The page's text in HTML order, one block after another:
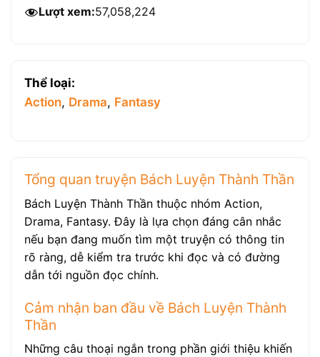
Lượt xem:57,058,224
Thể loại:
Action, Drama, Fantasy
Tổng quan truyện Bách Luyện Thành Thần
Bách Luyện Thành Thần thuộc nhóm Action,
Drama, Fantasy. Đây là lựa chọn đáng cân nhắc
nếu bạn đang muốn tìm một truyện có thông tin
rõ ràng, dễ kiểm tra trước khi đọc và có đường
dẫn tới nguồn đọc chính.
Cảm nhận ban đầu về Bách Luyện Thành
Thần
Những câu thoại ngắn trong phần giới thiệu khiến